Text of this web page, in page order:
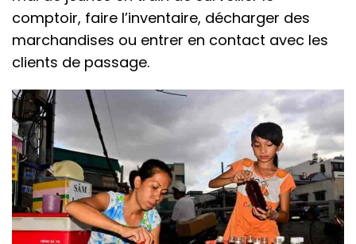
comptoir, faire l’inventaire, décharger des
marchandises ou entrer en contact avec les
clients de passage.